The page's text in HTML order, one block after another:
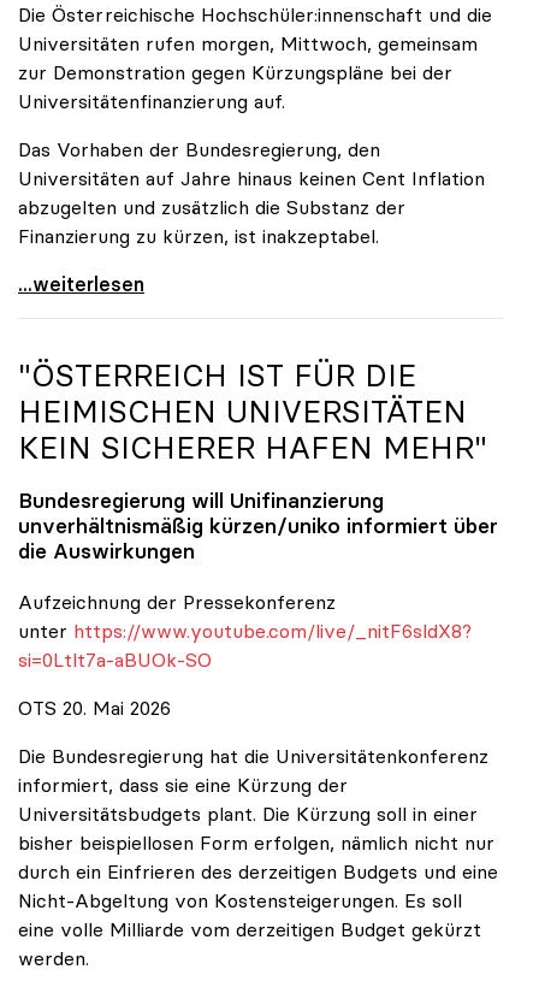
Die Österreichische Hochschüler:innenschaft und die
Universitäten rufen morgen, Mittwoch, gemeinsam
zur Demonstration gegen Kürzungspläne bei der
Universitätenfinanzierung auf.
Das Vorhaben der Bundesregierung, den
Universitäten auf Jahre hinaus keinen Cent Inflation
abzugelten und zusätzlich die Substanz der
Finanzierung zu kürzen, ist inakzeptabel.
#UnisRetten Warum es sich zu demonstrieren lohnt
...weiterlesen
"ÖSTERREICH IST FÜR DIE
HEIMISCHEN UNIVERSITÄTEN
KEIN SICHERER HAFEN MEHR"
Bundesregierung will Unifinanzierung
unverhältnismäßig kürzen/uniko informiert über
die Auswirkungen
Aufzeichnung der Pressekonferenz
unter https://www.youtube.com/live/_nitF6sldX8?
si=0Ltlt7a-aBUOk-SO
OTS 20. Mai 2026
Die Bundesregierung hat die Universitätenkonferenz
informiert, dass sie eine Kürzung der
Universitätsbudgets plant. Die Kürzung soll in einer
bisher beispiellosen Form erfolgen, nämlich nicht nur
durch ein Einfrieren des derzeitigen Budgets und eine
Nicht-Abgeltung von Kostensteigerungen. Es soll
eine volle Milliarde vom derzeitigen Budget gekürzt
werden.